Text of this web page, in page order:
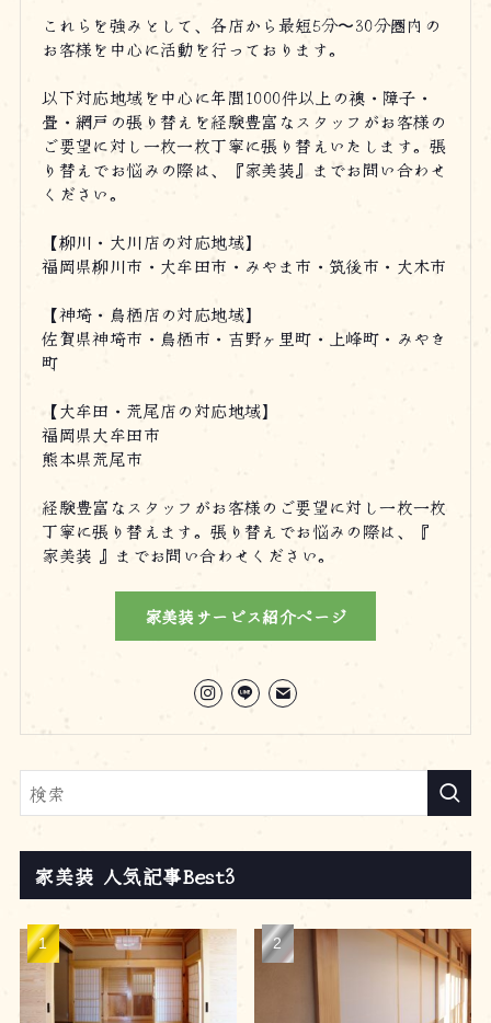
これらを強みとして、各店から最短5分〜30分圏内の
お客様を中心に活動を行っております。
以下対応地域を中心に年間1000件以上の襖・障子・
畳・網戸の張り替えを経験豊富なスタッフがお客様の
ご要望に対し一枚一枚丁寧に張り替えいたします。張
り替えでお悩みの際は、『家美装』までお問い合わせ
ください。
【柳川・大川店の対応地域】
福岡県柳川市・大牟田市・みやま市・筑後市・大木市
【神埼・鳥栖店の対応地域】
佐賀県神埼市・鳥栖市・吉野ヶ里町・上峰町・みやき
町
【大牟田・荒尾店の対応地域】
福岡県大牟田市
熊本県荒尾市
経験豊富なスタッフがお客様のご要望に対し一枚一枚
丁寧に張り替えます。張り替えでお悩みの際は、『
家美装 』までお問い合わせください。
家美装サービス紹介ページ
家美装 人気記事Best3